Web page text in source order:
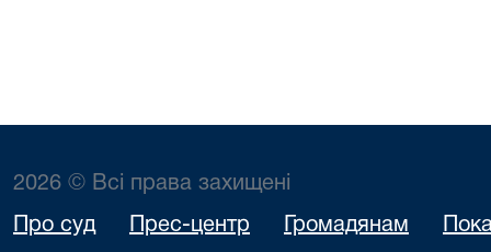
2026 © Всі права захищені
Про суд Прес-центр Громадянам